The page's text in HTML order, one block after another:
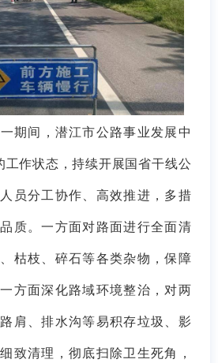
间，潜江市公路事业发展中
工作状态，持续开展国省干线公
员分工协作、高效推进，多措
质。一方面对路面进行全面清
枯枝、碎石等各类杂物，保障
方面深化路域环境整治，对两
肩、排水沟等易积存垃圾、影
致清理，彻底扫除卫生死角，